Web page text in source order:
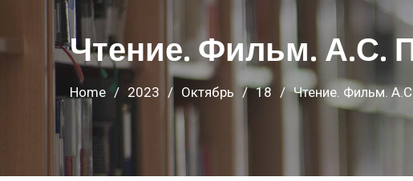
Чтение. Фильм. А.С.
Home 2023 Октябрь 18 Чтение. Фильм.